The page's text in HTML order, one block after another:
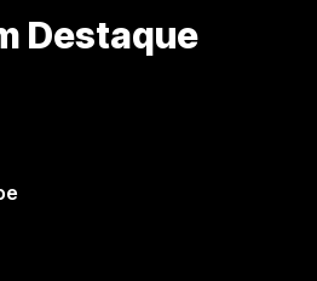
Destaque